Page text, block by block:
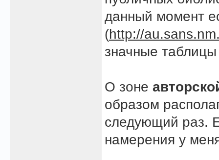
данный момент
(http://
значные таблицы
О зоне
образом
следующий раз.
намерения у